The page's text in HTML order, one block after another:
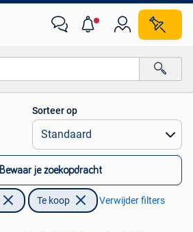
Alle afstanden…
Sorteer op
Bewaar je zoekopdracht
Te koop Verwijder filters